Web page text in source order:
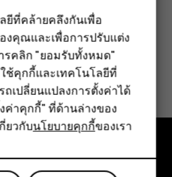
ณหรือไม่
ยีที่คล้ายคลึงกันเพื่อ
งคุณและเพื่อการปรับแต่ง
คลิก "ยอมรับทั้งหมด"
ช้คุกกี้และเทคโนโลยีที่
เปลี่ยนแปลงการตั้งค่าได้
ค่าคุกกี้" ที่ด้านล่างของ
ยวกับนโยบายคุกกี้ของเรา